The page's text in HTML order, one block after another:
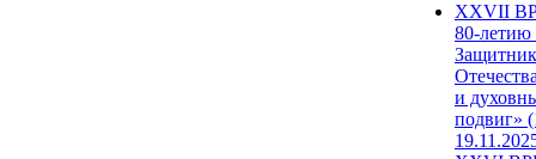
ХХVII
80-
и
подвиг»